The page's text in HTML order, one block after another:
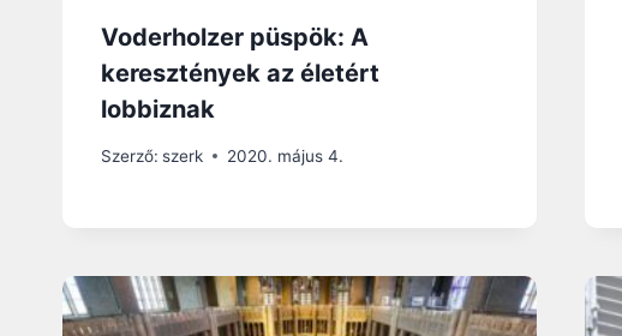
Voderholzer püspök: A
keresztények az életért
lobbiznak
Szerző: szerk 2020. május 4.